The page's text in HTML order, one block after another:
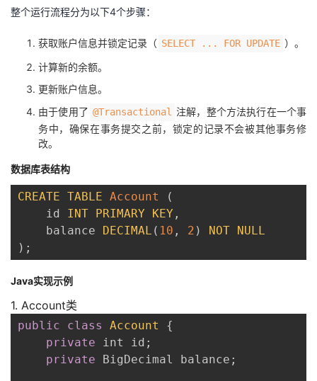
证
实
的
藏
持
建
整个运行流程分为以下4个步骤：
获取账户信息并锁定记录（ SELECT ... FOR UPDATE ）。
计算新的余额。
更新账户信息。
由于使用了 @Transactional
注解，整个方法执行在一个事
务中，确保在事务提交之前，锁定的记录不会被其他事务修
改。
数据库表结构
CREATE TABLE Account
(
    id
INT PRIMARY KEY ,
    balance
DECIMAL ( 10 , 2 ) NOT NULL
) ;
Java实现示例
1. Account类
public class Account
{
private int id ;
private BigDecimal balance ;